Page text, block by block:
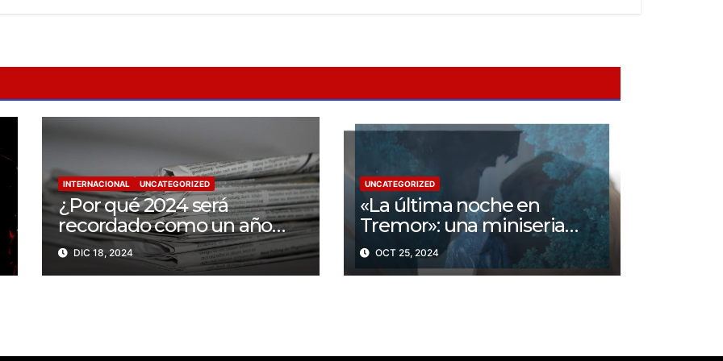
INTERNACIONAL UNCATEGORIZED
¿Por qué 2024 será
recordado como un año
trágico para la libertad de
prensa? Un tercio de los
DIC 18, 2024
UNCATEGORIZED
«La última noche en
Tremor»: una miniseria
psicológica ¿Cuál es su
trama?
OCT 25, 2024